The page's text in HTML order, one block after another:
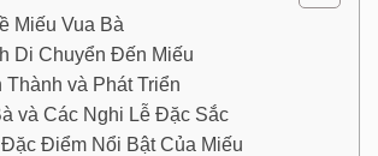
Miếu Vua Bà
Di Chuyển Đến Miếu
Thành và Phát Triển
và Các Nghi Lễ Đặc Sắc
Đặc Điểm Nổi Bật Của Miếu